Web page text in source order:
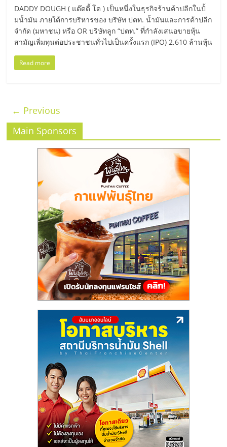
DADDY DOUGH ( แด๊ดดี้ โด ) เป็นหนึ่งในธุรกิจร้านค้าปลีกในปั้
มน้ำมัน ภายใต้การบริหารของ บริษัท ปตท. น้ำมันและการค้าปลีก
จำกัด (มหาชน) หรือ OR บริษัทลูก “ปตท.” ที่กำลังเสนอขายหุ้น
สามัญเพิ่มทุนต่อประชาชนทั่วไปเป็นครั้งแรก (IPO) 2,610 ล้านหุ้น
Read more
← Previous
Main Sponsors